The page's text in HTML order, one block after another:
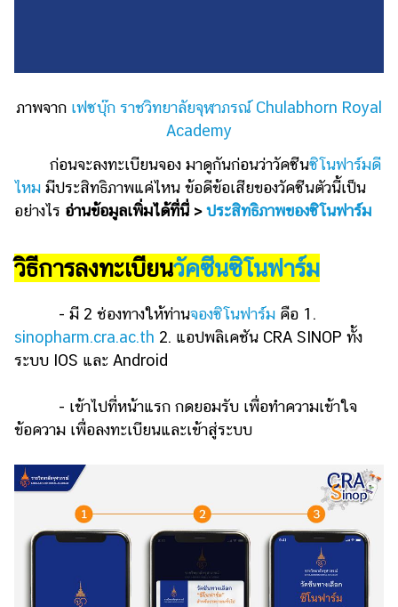
เลี้ยง
Infographic
บริการ
แอปฯ
กระปุก
ออนไลน์
ออนไลน์
ติดต่อ
แจ้ง
ร่วม
งาน
เรา
ภาพจาก เฟซบุ๊ก ราชวิทยาลัยจุฬาภรณ์ Chulabhorn Royal
Academy
ก่อนจะลงทะเบียนจอง มาดูกันก่อนว่าวัคซีนซิโนฟาร์มดี
ไหม มีประสิทธิภาพแค่ไหน ข้อดีข้อเสียของวัคซีนตัวนี้เป็น
อย่างไร อ่านข้อมูลเพิ่มได้ที่นี่ >ประสิทธิภาพของซิโนฟาร์ม
วิธีการลงทะเบียนวัคซีนซิโนฟาร์ม
- มี 2 ช่องทางให้ท่านจองซิโนฟาร์ม คือ 1.
sinopharm.cra.ac.th 2. แอปพลิเคชัน CRA SINOP ทั้ง
ระบบ IOS และ Android
- เข้าไปที่หน้าแรก กดยอมรับ เพื่อทำความเข้าใจ
ข้อความ เพื่อลงทะเบียนและเข้าสู่ระบบ